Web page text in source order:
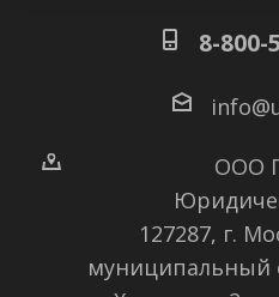
8-800-
ООО
127287, г.
муниципальный